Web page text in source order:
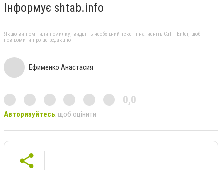
Інформує shtab.info
Якщо ви помітили помилку, виділіть необхідний текст і натисніть Ctrl + Enter, щоб
повідомити про це редакцію
Ефименко Анастасия
0,0
Авторизуйтесь, щоб оцінити